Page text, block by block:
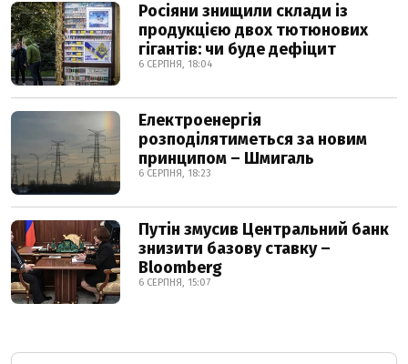
Росіяни знищили склади із
продукцією двох тютюнових
гігантів: чи буде дефіцит
6 СЕРПНЯ, 18:04
Електроенергія
розподілятиметься за новим
принципом – Шмигаль
6 СЕРПНЯ, 18:23
Путін змусив Центральний банк
знизити базову ставку –
Bloomberg
6 СЕРПНЯ, 15:07